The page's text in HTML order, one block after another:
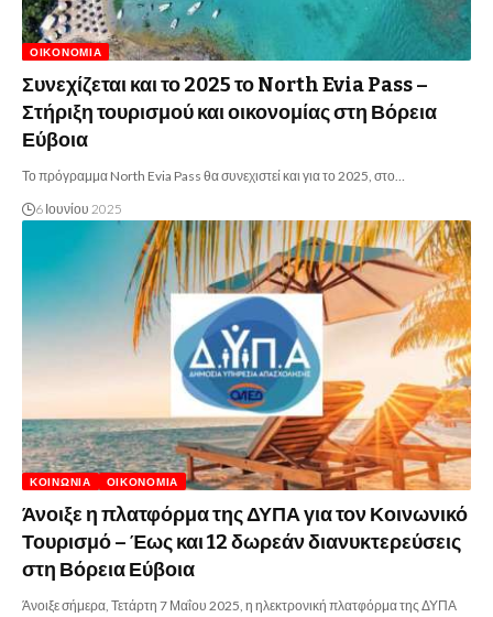
ΟΙΚΟΝΟΜΊΑ
Συνεχίζεται και το 2025 το North Evia Pass –
Στήριξη τουρισμού και οικονομίας στη Βόρεια
Εύβοια
Το πρόγραμμα North Evia Pass θα συνεχιστεί και για το 2025, στο…
6 Ιουνίου 2025
ΚΟΙΝΩΝΊΑ ΟΙΚΟΝΟΜΊΑ
Άνοιξε η πλατφόρμα της ΔΥΠΑ για τον Κοινωνικό
Τουρισμό – Έως και 12 δωρεάν διανυκτερεύσεις
στη Βόρεια Εύβοια
Άνοιξε σήμερα, Τετάρτη 7 Μαΐου 2025, η ηλεκτρονική πλατφόρμα της ΔΥΠΑ